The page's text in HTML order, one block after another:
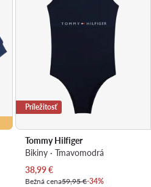
Príležitosť
Tommy Hilfiger
Bikiny · Tmavomodrá
Aktuálna cena
38,99€
Bežná cena59,95 €-34%